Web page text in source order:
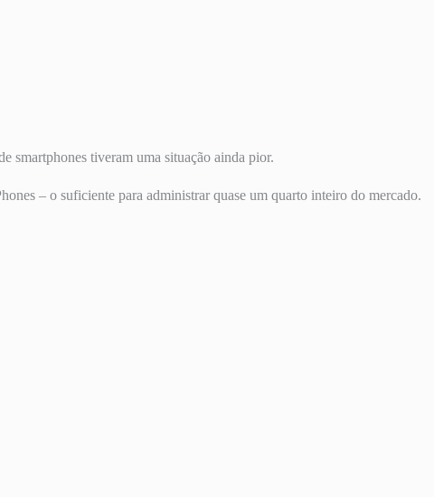
smartphones tiveram uma situação ainda pior.
– o suficiente para administrar quase um quarto inteiro do mercado.